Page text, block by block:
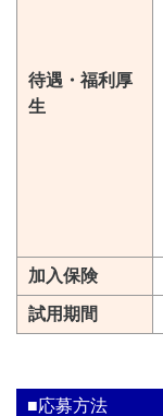
待遇・福利厚
生
加入保険
試用期間
■応募方法